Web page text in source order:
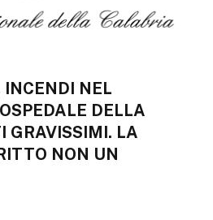
NEL
DELLA
GRAVISSIMI. LA
NON UN